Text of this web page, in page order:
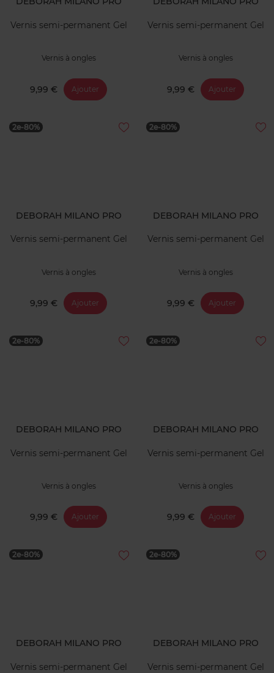
Vernis semi-permanent Gel
Vernis à ongles
9,99 € Ajouter
Vernis semi-permanent Gel
Vernis à ongles
9,99 € Ajouter
2e-80%
DEBORAH MILANO PRO
Vernis semi-permanent Gel
Vernis à ongles
9,99 € Ajouter
2e-80%
DEBORAH MILANO PRO
Vernis semi-permanent Gel
Vernis à ongles
9,99 € Ajouter
2e-80%
DEBORAH MILANO PRO
Vernis semi-permanent Gel
Vernis à ongles
9,99 € Ajouter
2e-80%
DEBORAH MILANO PRO
Vernis semi-permanent Gel
Vernis à ongles
9,99 € Ajouter
2e-80%
DEBORAH MILANO PRO
Vernis semi-permanent Gel
2e-80%
DEBORAH MILANO PRO
Vernis semi-permanent Gel